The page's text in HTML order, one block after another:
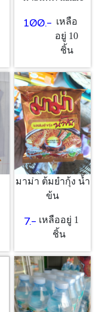
100.- เหลือ
อยู่ 10
ชิ้น
มาม่า ต้มยำกุ้ง น้ำ
ข้น
7.- เหลืออยู่ 1
ชิ้น